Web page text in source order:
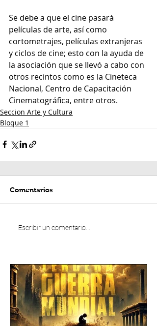
Se debe a que el cine pasará
películas de arte, así como
cortometrajes, películas extranjeras
y ciclos de cine; esto con la ayuda de
la asociación que se llevó a cabo con
otros recintos como es la Cineteca
Nacional, Centro de Capacitación
Cinematográfica, entre otros.
Seccion Arte y Cultura
Bloque 1
Comentarios
Escribir un comentario...